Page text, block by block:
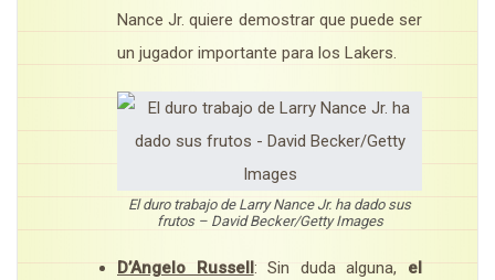
Nance Jr. quiere demostrar que puede ser
un jugador importante para los Lakers.
El duro trabajo de Larry Nance Jr. ha dado sus
frutos – David Becker/Getty Images
D’Angelo Russell : Sin duda alguna, el